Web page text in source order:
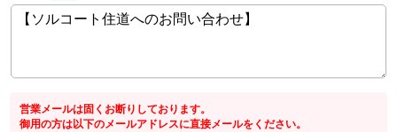
営業メールは固くお断りしております。
御用の方は以下のメールアドレスに直接メールをください。